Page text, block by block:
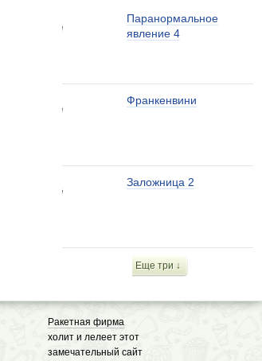
Паранормальное
явление 4
Франкенвини
Заложница 2
Еще три ↓
Ракетная фирма
холит и лелеет этот
замечательный сайт